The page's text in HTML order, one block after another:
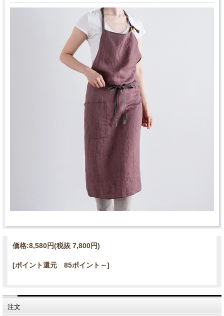
価格:8,580円(税抜 7,800円)
[ポイント還元 85ポイント～]
注文